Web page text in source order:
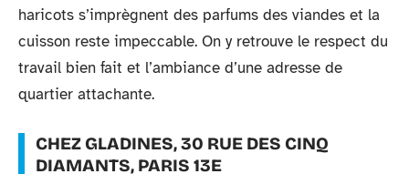
haricots s’imprègnent des parfums des viandes et la
cuisson reste impeccable. On y retrouve le respect du
travail bien fait et l’ambiance d’une adresse de
quartier attachante.
CHEZ GLADINES, 30 RUE DES CINQ
DIAMANTS, PARIS 13E